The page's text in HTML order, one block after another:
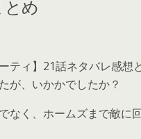
め
ティ】21話ネタバレ感想
が、いかかでしたか？
なく、ホームズまで敵に